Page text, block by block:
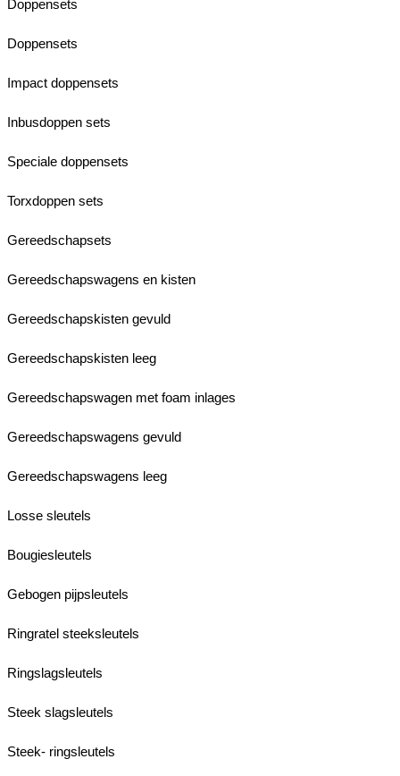
Doppensets
Doppensets
Impact doppensets
Inbusdoppen sets
Speciale doppensets
Torxdoppen sets
Gereedschapsets
Gereedschapswagens en kisten
Gereedschapskisten gevuld
Gereedschapskisten leeg
Gereedschapswagen met foam inlages
Gereedschapswagens gevuld
Gereedschapswagens leeg
Losse sleutels
Bougiesleutels
Gebogen pijpsleutels
Ringratel steeksleutels
Ringslagsleutels
Steek slagsleutels
Steek- ringsleutels